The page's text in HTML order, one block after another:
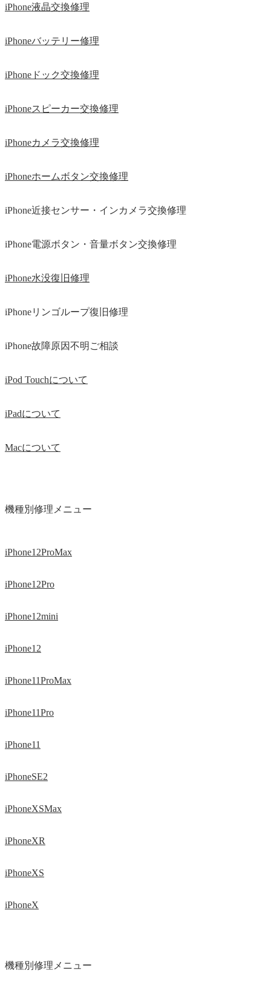
iPhone液晶交換修理
iPhoneバッテリー修理
iPhoneドック交換修理
iPhoneスピーカー交換修理
iPhoneカメラ交換修理
iPhoneホームボタン交換修理
iPhone近接センサー・インカメラ交換修理
iPhone電源ボタン・音量ボタン交換修理
iPhone水没復旧修理
iPhoneリンゴループ復旧修理
iPhone故障原因不明ご相談
iPod Touchについて
iPadについて
Macについて
機種別修理メニュー
iPhone12ProMax
iPhone12Pro
iPhone12mini
iPhone12
iPhone11ProMax
iPhone11Pro
iPhone11
iPhoneSE2
iPhoneXSMax
iPhoneXR
iPhoneXS
iPhoneX
機種別修理メニュー